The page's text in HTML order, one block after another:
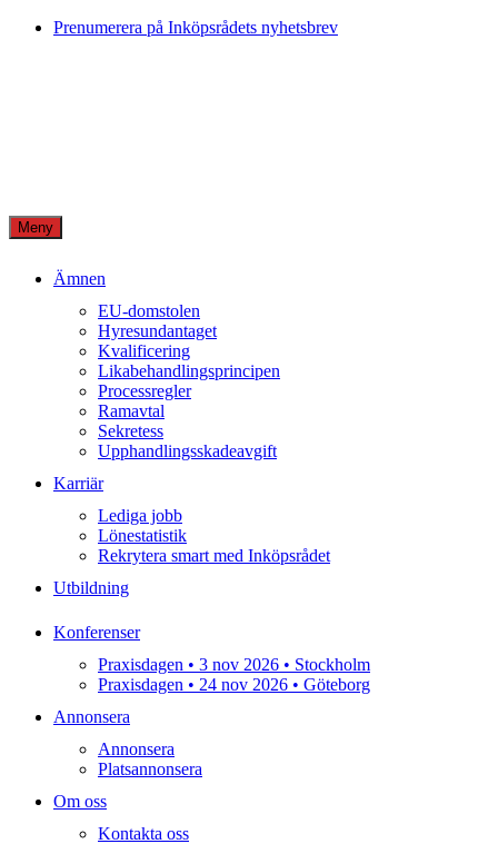
Skip
Prenumerera på Inköpsrådets nyhetsbrev
Meny
Ämnen
EU-domstolen
Hyresundantaget
Kvalificering
Likabehandlingsprincipen
Processregler
Ramavtal
Sekretess
Upphandlingsskadeavgift
Karriär
Lediga jobb
Lönestatistik
Rekrytera smart med Inköpsrådet
Utbildning
Konferenser
Praxisdagen • 3 nov 2026 • Stockholm
Praxisdagen • 24 nov 2026 • Göteborg
Annonsera
Annonsera
Platsannonsera
Om oss
Kontakta oss